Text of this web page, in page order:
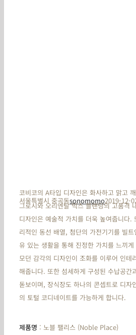
서울특별시 중곡동sonomomo2019-12-
코비코의 A타입 디자인은 화사하고 맑고
그로시와 오리엔탈 믹스 블랜딩의 고품격
디자인은 예술적 가치를 더욱 높여줍니다.
리적인 동선 배열, 첨단의 가전기기를 빌
유 있는 생활을 통해 진정한 가치를 느끼
모던 감각의 디자인이 조화를 이루어 인테
해줍니다. 또한 섬세하게 구성된 수납공간
돋보이며, 장식장도 하나의 콘셉트로 디자
의 토털 코디네이트를 가능하게 합니다.
제품명 : 노블 팰리스 (Noble Place)